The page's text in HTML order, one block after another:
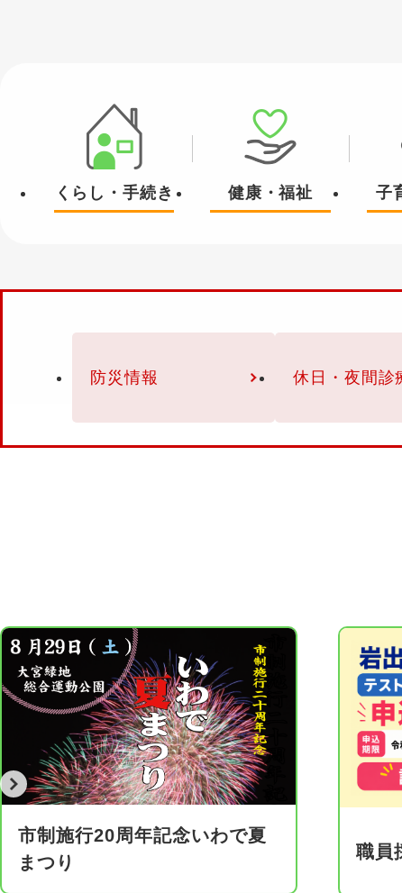
くらし・手続き 健康・福祉 子
防災情報 休日・夜間診
市制施行20周年記念いわで夏
まつり
職員